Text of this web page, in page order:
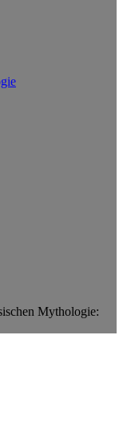
Mythologie: